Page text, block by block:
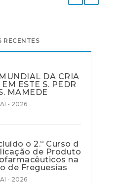
RECENTES
DA CRIA
EM ESTE S. PEDR
MAMEDE
- 2026
o 2.º Curso d
de Produto
na
de Freguesias
- 2026